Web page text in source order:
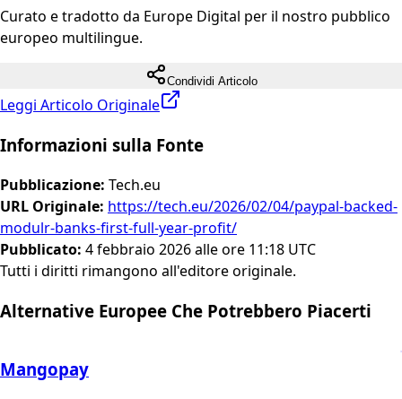
Curato e tradotto da Europe Digital per il nostro pubblico
europeo multilingue.
Condividi Articolo
Leggi Articolo Originale
Informazioni sulla Fonte
Pubblicazione: Tech.eu
URL Originale: https://tech.eu/2026/02/04/paypal-backed-
modulr-banks-first-full-year-profit/
Pubblicato: 4 febbraio 2026 alle ore 11:18 UTC
Tutti i diritti rimangono all'editore originale.
Alternative Europee Che Potrebbero Piacerti
Mangopay